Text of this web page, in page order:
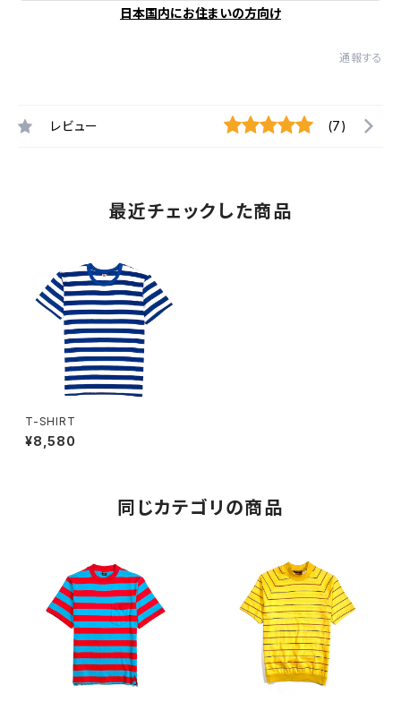
日本国内にお住まいの方向け
通報する
レビュー (7)
最近チェックした商品
T-SHIRT
¥8,580
同じカテゴリの商品